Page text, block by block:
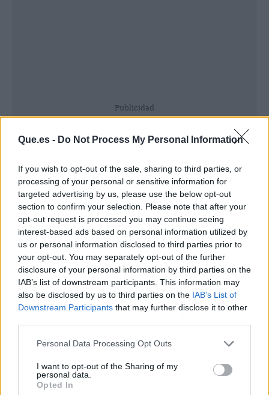
Que.es - Do Not Process My Personal Information
If you wish to opt-out of the sale, sharing to third parties, or
processing of your personal or sensitive information for
targeted advertising by us, please use the below opt-out
section to confirm your selection. Please note that after your
opt-out request is processed you may continue seeing
interest-based ads based on personal information utilized by
us or personal information disclosed to third parties prior to
your opt-out. You may separately opt-out of the further
disclosure of your personal information by third parties on the
IAB’s list of downstream participants. This information may
also be disclosed by us to third parties on the IAB’s List of
Downstream Participants that may further disclose it to other
Personal Data Processing Opt Outs
I want to opt-out of the Sharing of my
personal data.
Opted In
Publicidad
Ingrediente
Función
Efecto en
Uva de Mesa
Tartárico
Chocolate
85%
Potencia el